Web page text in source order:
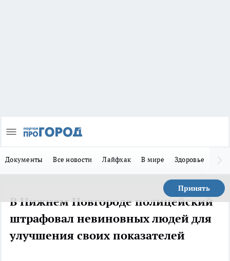
Документы Все новости Лайфхак В мире Здоровье
Принять
В Нижнем Новгороде полицейский
штрафовал невиновных людей для
улучшения своих показателей